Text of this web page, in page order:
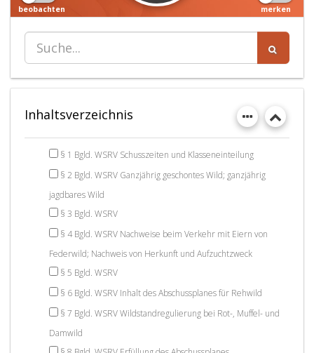
beobachten merken
Inhaltsverzeichnis
§ 1 Bgld. WSRV Schusszeiten und Klasseneinteilung
§ 2 Bgld. WSRV Ganzjährig geschontes Wild; ganzjährig
jagdbares Wild
§ 3 Bgld. WSRV
§ 4 Bgld. WSRV Nachweise beim Verkehr mit Eiern von
Federwild; Nachweis von Herkunft und Aufzuchtzweck
§ 5 Bgld. WSRV
§ 6 Bgld. WSRV Inhalt des Abschussplanes für Rehwild
§ 7 Bgld. WSRV Wildstandregulierung bei Rot-, Muffel- und
Damwild